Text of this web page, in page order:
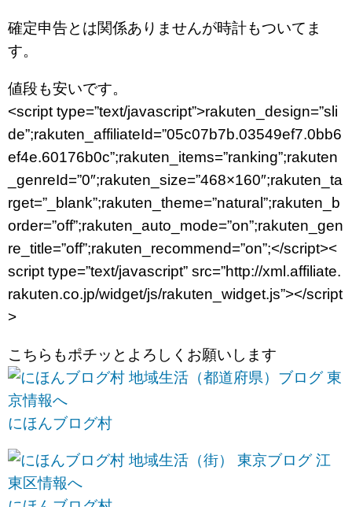
確定申告とは関係ありませんが時計もついてま
す。
値段も安いです。
<script type=”text/javascript”>rakuten_design=”sli
de”;rakuten_affiliateId=”05c07b7b.03549ef7.0bb6
ef4e.60176b0c”;rakuten_items=”ranking”;rakuten
_genreId=”0″;rakuten_size=”468×160″;rakuten_ta
rget=”_blank”;rakuten_theme=”natural”;rakuten_b
order=”off”;rakuten_auto_mode=”on”;rakuten_gen
re_title=”off”;rakuten_recommend=”on”;</script><
script type=”text/javascript” src=”http://xml.affiliate.
rakuten.co.jp/widget/js/rakuten_widget.js”></script
>
こちらもポチッとよろしくお願いします
にほんブログ村